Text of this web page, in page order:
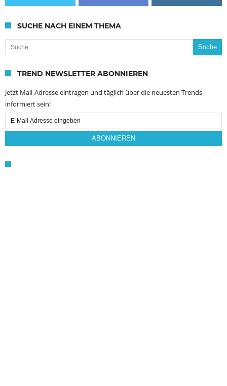
SUCHE NACH EINEM THEMA
Suche nach:
TREND NEWSLETTER ABONNIEREN
Jetzt Mail-Adresse eintragen und täglich über die neuesten Trends
informiert sein!
Email
Subscription
ABONNIEREN